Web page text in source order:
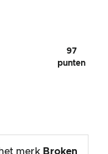
97
punten
merk Broken